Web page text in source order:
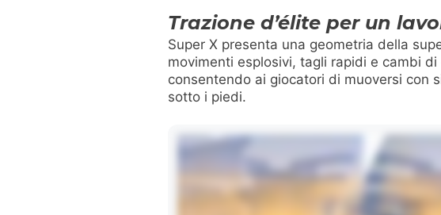
Trazione d’élite per un
Super X presenta una geometria della
movimenti esplosivi, tagli rapidi e cambi
consentendo ai giocatori di muoversi con
sotto i piedi.